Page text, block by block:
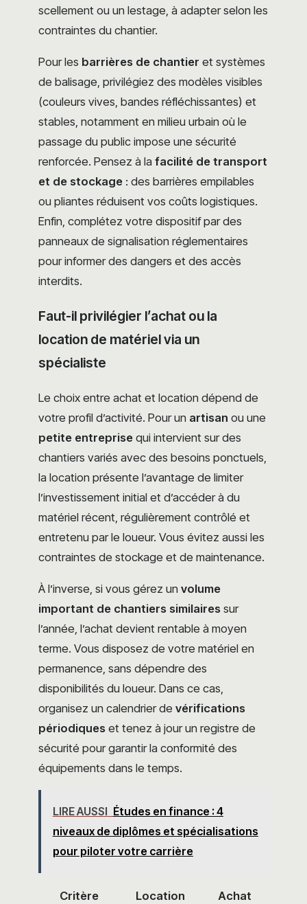
scellement ou un lestage, à adapter selon les
contraintes du chantier.
Pour les barrières de chantier et systèmes
de balisage, privilégiez des modèles visibles
(couleurs vives, bandes réfléchissantes) et
stables, notamment en milieu urbain où le
passage du public impose une sécurité
renforcée. Pensez à la facilité de transport
et de stockage : des barrières empilables
ou pliantes réduisent vos coûts logistiques.
Enfin, complétez votre dispositif par des
panneaux de signalisation réglementaires
pour informer des dangers et des accès
interdits.
Faut-il privilégier l’achat ou la
location de matériel via un
spécialiste
Le choix entre achat et location dépend de
votre profil d’activité. Pour un artisan ou une
petite entreprise qui intervient sur des
chantiers variés avec des besoins ponctuels,
la location présente l’avantage de limiter
l’investissement initial et d’accéder à du
matériel récent, régulièrement contrôlé et
entretenu par le loueur. Vous évitez aussi les
contraintes de stockage et de maintenance.
À l’inverse, si vous gérez un volume
important de chantiers similaires sur
l’année, l’achat devient rentable à moyen
terme. Vous disposez de votre matériel en
permanence, sans dépendre des
disponibilités du loueur. Dans ce cas,
organisez un calendrier de vérifications
périodiques et tenez à jour un registre de
sécurité pour garantir la conformité des
équipements dans le temps.
LIRE AUSSI Études en finance : 4
niveaux de diplômes et spécialisations
pour piloter votre carrière
Critère Location
Achat